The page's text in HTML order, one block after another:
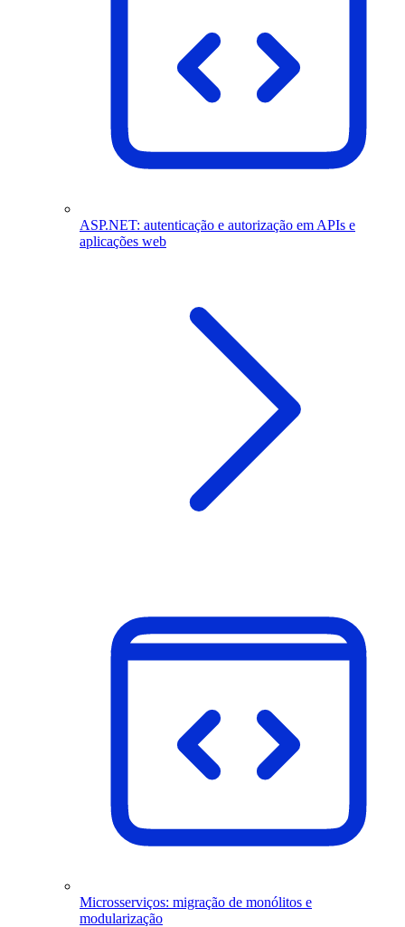
ASP.NET: autenticação e autorização em APIs e
aplicações web
Microsserviços: migração de monólitos e
modularização